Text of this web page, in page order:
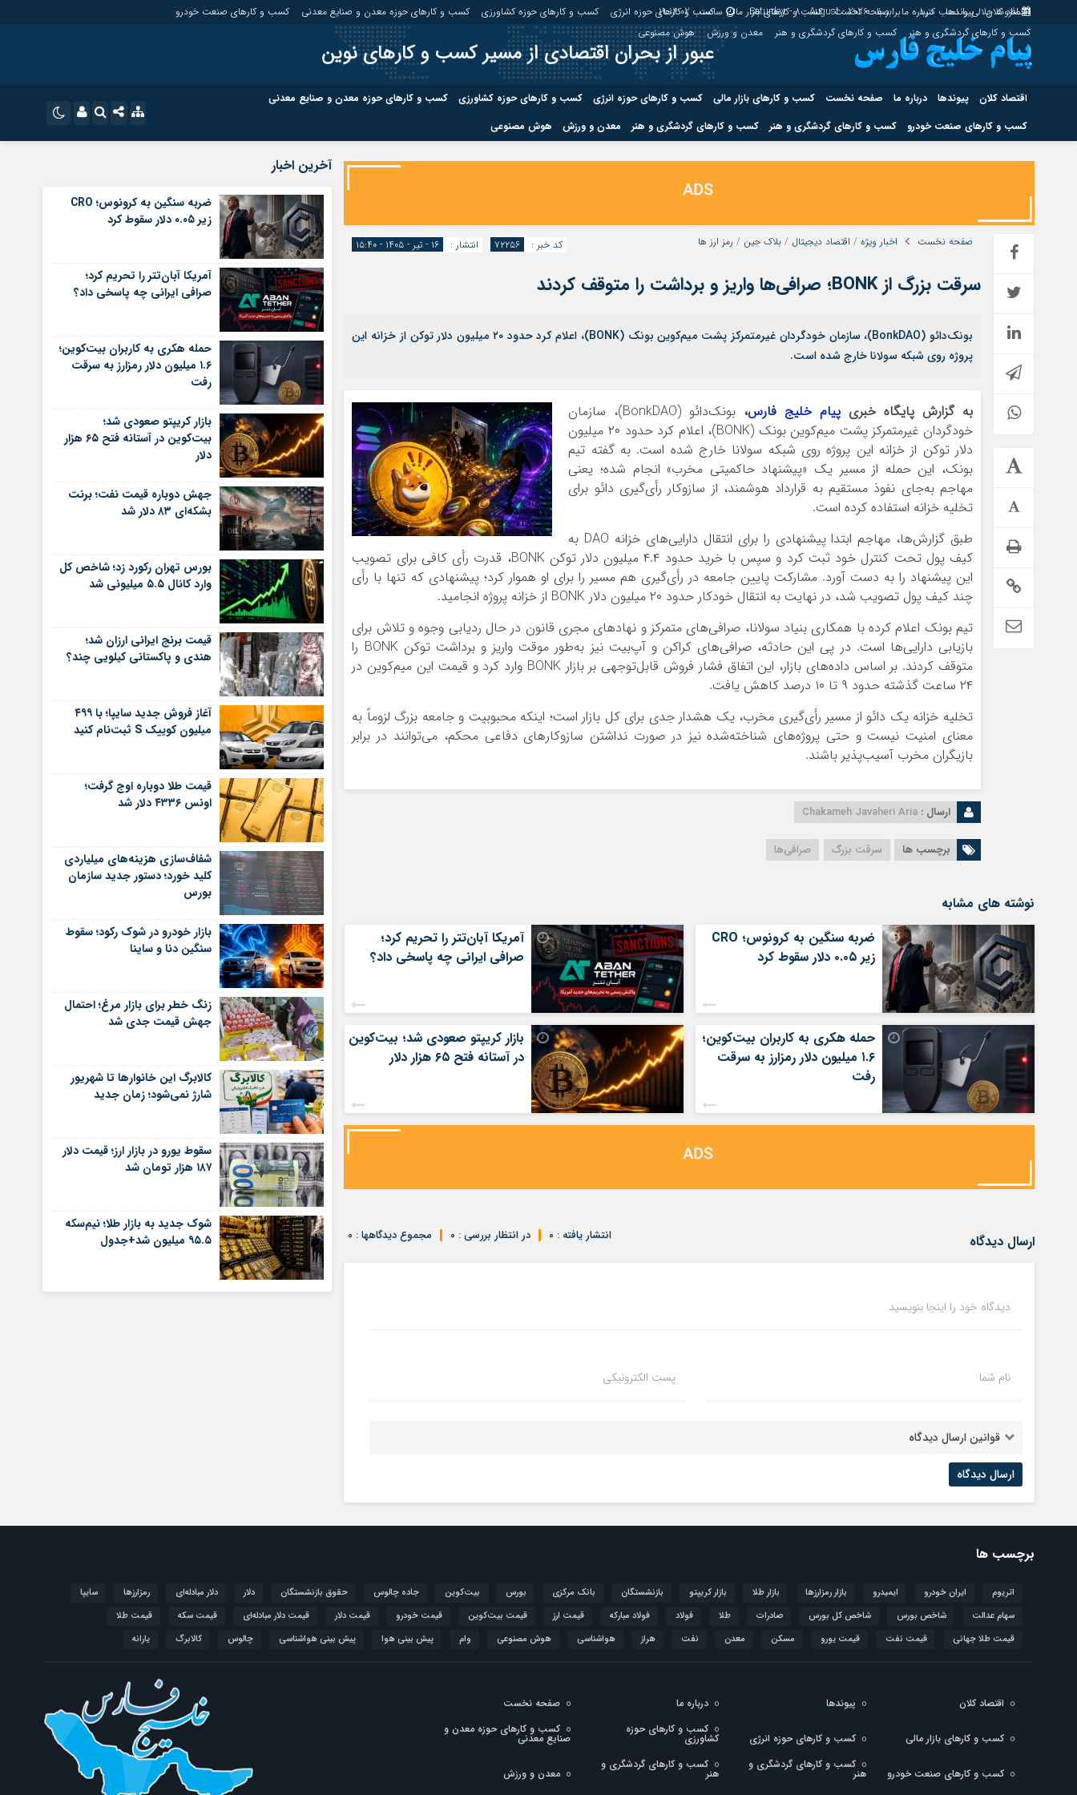
افزونه جلالی را نصب کنید. برابر با : Saturday - 8 - August - 2026 ساعت : 19:14:03 اقتصاد کلان پیوندها درباره ما صفحه نخست کسب و کارهای بازار مالی کسب و کارهای حوزه انرژی کسب و کارهای حوزه کشاورزی کسب و کارهای حوزه معدن و صنایع معدنی
کسب و کارهای صنعت خودرو
کسب و کارهای گردشگری و هنر
کسب و کارهای گردشگری و هنر معدن و ورزش هوش مصنوعی
عبور از بحران اقتصادی از مسیر کسب و کارهای نوین
اقتصاد کلان پیوندها درباره ما صفحه نخست کسب و کارهای بازار مالی کسب و کارهای حوزه انرژی کسب و کارهای حوزه کشاورزی
کسب و کارهای حوزه معدن و صنایع معدنی
کسب و کارهای صنعت خودرو
کسب و کارهای گردشگری و هنر کسب و کارهای گردشگری و هنر معدن و ورزش هوش مصنوعی
سروش
ایتا
آپارات
اپلیکیشن
رمز عبور
مرا به خاطر بسپار
اقتصاد کلان پیوندها درباره ما صفحه نخست
کسب و کارهای حوزه کشاورزی کسب و کارهای صنعت خودرو کسب و کارهای گردشگری و هنر
کسب و کارهای گردشگری و هنر
هوش مصنوعی
صفحه نخست اخبار ویژه / اقتصاد دیجیتال / بلاک جین / رمز ارز ها انتشار : ۱۶ - تیر - ۱۴۰۵ - ۱۵:۴۰ کد خبر : ۷۲۲۵۶
سرقت بزرگ از BONK؛ صرافی‌ها واریز و برداشت را متوقف کردند
بونک‌دائو (BonkDAO)، سازمان خودگردان غیرمتمرکز پشت میم‌کوین بونک (BONK)، اعلام کرد حدود ۲۰ میلیون دلار توکن از خزانه این
پروژه روی شبکه سولانا خارج شده است.
به گزارش پایگاه خبری پیام خلیج فارس،
بونک‌دائو (BonkDAO)، سازمان
خودگردان غیرمتمرکز پشت میم‌کوین بونک (BONK)، اعلام کرد حدود ۲۰ میلیون
دلار توکن از خزانه این پروژه روی شبکه سولانا خارج شده است. به گفته تیم
بونک، این حمله از مسیر یک «پیشنهاد حاکمیتی مخرب» انجام شده؛ یعنی
مهاجم به‌جای نفوذ مستقیم به قرارداد هوشمند، از سازوکار رأی‌گیری دائو برای
تخلیه خزانه استفاده کرده است.
طبق گزارش‌ها، مهاجم ابتدا پیشنهادی را برای انتقال دارایی‌های خزانه DAO به
کیف پول تحت کنترل خود ثبت کرد و سپس با خرید حدود ۴.۴ میلیون دلار توکن BONK، قدرت رأی کافی برای تصویب
این پیشنهاد را به دست آورد. مشارکت پایین جامعه در رأی‌گیری هم مسیر را برای او هموار کرد؛ پیشنهادی که تنها با رأی
چند کیف پول تصویب شد، در نهایت به انتقال خودکار حدود ۲۰ میلیون دلار BONK از خزانه پروژه انجامید.
تیم بونک اعلام کرده با همکاری بنیاد سولانا، صرافی‌های متمرکز و نهادهای مجری قانون در حال ردیابی وجوه و تلاش برای
بازیابی دارایی‌ها است. در پی این حادثه، صرافی‌های کراکن و آپ‌بیت نیز به‌طور موقت واریز و برداشت توکن BONK را
متوقف کردند. بر اساس داده‌های بازار، این اتفاق فشار فروش قابل‌توجهی بر بازار BONK وارد کرد و قیمت این میم‌کوین در
۲۴ ساعت گذشته حدود ۹ تا ۱۰ درصد کاهش یافت.
تخلیه خزانه یک دائو از مسیر رأی‌گیری مخرب، یک هشدار جدی برای کل بازار است؛ اینکه محبوبیت و جامعه بزرگ لزوماً به
معنای امنیت نیست و حتی پروژه‌های شناخته‌شده نیز در صورت نداشتن سازوکارهای دفاعی محکم، می‌توانند در برابر
بازیگران مخرب آسیب‌پذیر باشند.
ارسال : Chakameh Javaheri Aria
برچسب ها سرقت بزرگ صرافی‌ها
نوشته های مشابه
ضربه سنگین به کرونوس؛ CRO
زیر ۰.۰۵ دلار سقوط کرد
آمریکا آبان‌تتر را تحریم کرد؛
صرافی ایرانی چه پاسخی داد؟
حمله هکری به کاربران بیت‌کوین؛
۱.۶ میلیون دلار رمزارز به سرقت
رفت
بازار کریپتو صعودی شد؛ بیت‌کوین
در آستانه فتح ۶۵ هزار دلار
ارسال دیدگاه مجموع دیدگاهها : ۰ در انتظار بررسی : ۰ انتشار یافته : ۰
دیدگاه خود را اینجا بنویسید
نام شما پست الکترونیکی
قوانین ارسال دیدگاه
آخرین اخبار
ضربه سنگین به کرونوس؛ CRO
زیر ۰.۰۵ دلار سقوط کرد
آمریکا آبان‌تتر را تحریم کرد؛
صرافی ایرانی چه پاسخی داد؟
حمله هکری به کاربران بیت‌کوین؛
۱.۶ میلیون دلار رمزارز به سرقت
رفت
بازار کریپتو صعودی شد؛
بیت‌کوین در آستانه فتح ۶۵ هزار
دلار
جهش دوباره قیمت نفت؛ برنت
بشکه‌ای ۸۳ دلار شد
بورس تهران رکورد زد؛ شاخص کل
وارد کانال ۵.۵ میلیونی شد
قیمت برنج ایرانی ارزان شد؛
هندی و پاکستانی کیلویی چند؟
آغاز فروش جدید سایپا؛ با ۴۹۹
میلیون کوییک S ثبت‌نام کنید
قیمت طلا دوباره اوج گرفت؛
اونس ۴۳۳۶ دلار شد
شفاف‌سازی هزینه‌های میلیاردی
کلید خورد؛ دستور جدید سازمان
بورس
بازار خودرو در شوک رکود؛ سقوط
سنگین دنا و ساینا
زنگ خطر برای بازار مرغ؛ احتمال
جهش قیمت جدی شد
کالابرگ این خانوارها تا شهریور
شارژ نمی‌شود؛ زمان جدید
سقوط یورو در بازار ارز؛ قیمت دلار
۱۸۷ هزار تومان شد
شوک جدید به بازار طلا؛ نیم‌سکه
۹۵.۵ میلیون شد+جدول
برچسب ها
اتریوم ایران خودرو ایمیدرو بازار رمزارزها بازار طلا بازار کریپتو بازنشستگان بانک مرکزی بورس بیت‌کوین جاده چالوس حقوق بازنشستگان دلار دلار مبادله‌ای رمزارزها
سایپا
سهام عدالت
شاخص بورس شاخص کل بورس صادرات طلا فولاد فولاد مبارکه قیمت ارز قیمت بیت‌کوین قیمت خودرو قیمت دلار قیمت دلار مبادله‌ای قیمت سکه
قیمت طلا
قیمت طلا جهانی
قیمت نفت قیمت یورو مسکن معدن نفت هراز هواشناسی هوش مصنوعی وام پیش بینی هوا پیش بینی هواشناسی چالوس کالابرگ یارانه
اقتصاد کلان پیوندها درباره ما صفحه نخست
کسب و کارهای بازار مالی کسب و کارهای حوزه انرژی
کسب و کارهای حوزه
کشاورزی
کسب و کارهای حوزه معدن و
صنایع معدنی
کسب و کارهای صنعت خودرو
کسب و کارهای گردشگری و
هنر
کسب و کارهای گردشگری و
هنر
معدن و ورزش